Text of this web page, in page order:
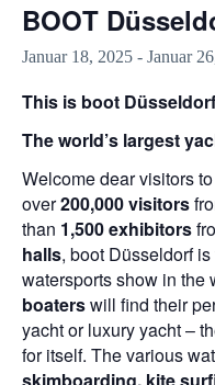
BOOT
Januar 18, 2025 - Januar
This is boot Düsseldorf
The world’s largest
Welcome dear visitors
over200,000 visitors
than 1,500 exhibitors
halls, boot Düsseldorf
watersports show in the
boaterswill find their
yacht or luxury yacht –
for itself. The various